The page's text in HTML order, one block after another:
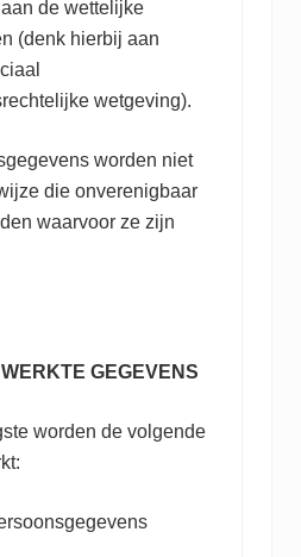
de wettelijke
(denk hierbij aan
wetgeving).
worden niet
die onverenigbaar
waarvoor ze zijn
GEGEVENS
worden de volgende